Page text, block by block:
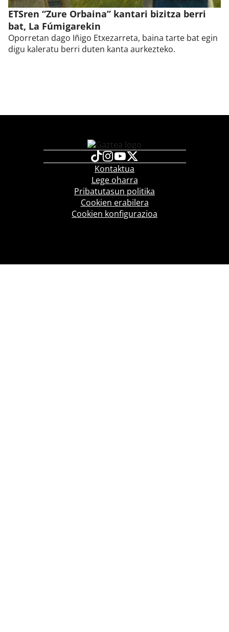
ETSren “Zure Orbaina” kantari bizitza berri
bat, La Fúmigarekin
Oporretan dago Iñigo Etxezarreta, baina tarte bat egin
digu kaleratu berri duten kanta aurkezteko.
Kontaktua
Lege oharra
Pribatutasun politika
Cookien erabilera
Cookien konfigurazioa